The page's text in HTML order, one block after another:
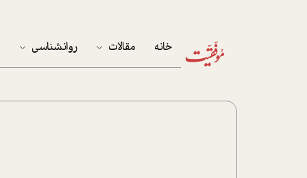
خانه مقالات روانشناسی